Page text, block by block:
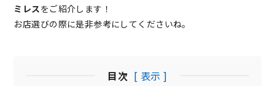
ミレスをご紹介します！
お店選びの際に是非参考にしてくださいね。
目次 [ 表示 ]